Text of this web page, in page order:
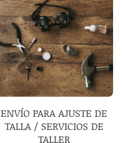
ENVÍO PARA AJUSTE DE
TALLA / SERVICIOS DE
TALLER